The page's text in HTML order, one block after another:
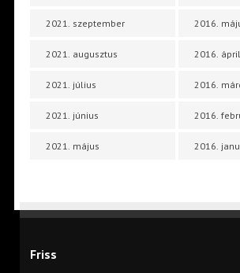
2021. szeptember
2021. augusztus
2021. július
2021. június
2021. május
2016.
2016.
2016.
2016.
2016.
Friss